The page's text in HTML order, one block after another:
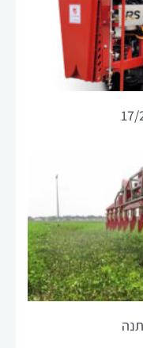
שלנו
ביקורך.
תסרב
קובצי
Cookie אלה,
מהאתר.